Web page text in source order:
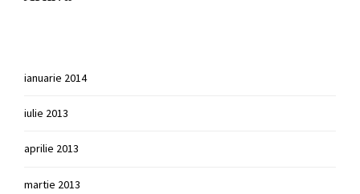
ianuarie 2014
iulie 2013
aprilie 2013
martie 2013